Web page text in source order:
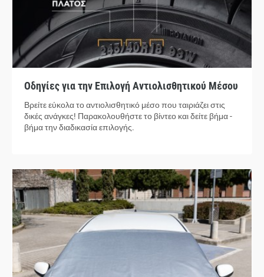
Οδηγίες για την Επιλογή Αντιολισθητικού Μέσου
Βρείτε εύκολα το αντιολισθητικό μέσο που ταιριάζει στις
δικές ανάγκες! Παρακολουθήστε το βίντεο και δείτε βήμα -
βήμα την διαδικασία επιλογής.